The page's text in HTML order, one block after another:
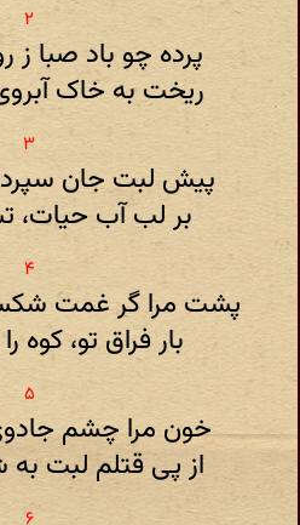
پرده چو باد صبا ز
ریخت به خاک
پیش لبت جان
بر لب آب حیات،
پشت مرا گر غمت
بار فراق تو،
خون مرا چشم
از پی قتلم لبت